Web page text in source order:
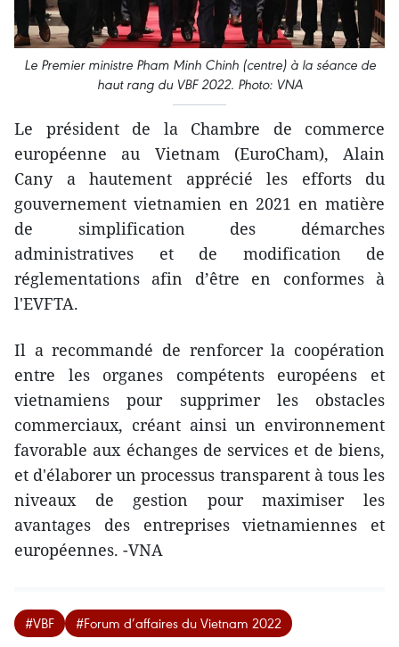
Le Premier ministre Pham Minh Chinh (centre) à la séance de
haut rang du VBF 2022. Photo: VNA
Le président de la Chambre de commerce
européenne au Vietnam (EuroCham), Alain
Cany a hautement apprécié les efforts du
gouvernement vietnamien en 2021 en matière
de simplification des démarches
administratives et de modification de
réglementations afin d’être en conformes à
l'EVFTA.
Il a recommandé de renforcer la coopération
entre les organes compétents européens et
vietnamiens pour supprimer les obstacles
commerciaux, créant ainsi un environnement
favorable aux échanges de services et de biens,
et d'élaborer un processus transparent à tous les
niveaux de gestion pour maximiser les
avantages des entreprises vietnamiennes et
européennes. -VNA
#VBF #Forum d’affaires du Vietnam 2022